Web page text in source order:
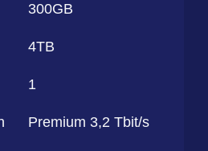
300GB
4TB
1
Premium 3,2 Tbit/s